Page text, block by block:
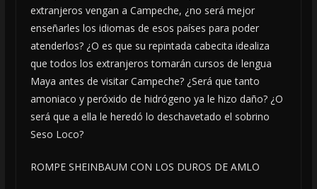
extranjeros vengan a Campeche, ¿no será mejor
enseñarles los idiomas de esos países para poder
atenderlos? ¿O es que su repintada cabecita idealiza
que todos los extranjeros tomarán cursos de lengua
Maya antes de visitar Campeche? ¿Será que tanto
amoniaco y peróxido de hidrógeno ya le hizo daño? ¿O
será que a ella le heredó lo deschavetado el sobrino
Seso Loco?
ROMPE SHEINBAUM CON LOS DUROS DE AMLO